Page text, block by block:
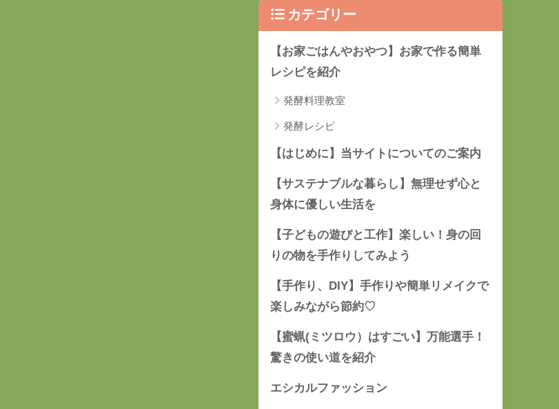
カテゴリー
【お家ごはんやおやつ】お家で作る簡単
レシピを紹介
発酵料理教室
発酵レシピ
【はじめに】当サイトについてのご案内
【サステナブルな暮らし】無理せず心と
身体に優しい生活を
【子どもの遊びと工作】楽しい！身の回
りの物を手作りしてみよう
【手作り、DIY】手作りや簡単リメイクで
楽しみながら節約♡
【蜜蝋(ミツロウ）はすごい】万能選手！
驚きの使い道を紹介
エシカルファッション